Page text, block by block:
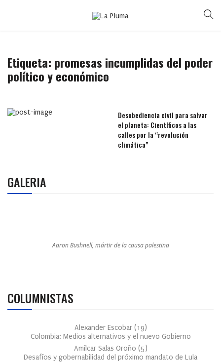
Etiqueta: promesas incumplidas del poder
político y económico
Desobediencia civil para salvar
el planeta: Científicos a las
calles por la “revolución
climática”
GALERIA
Aaron Bushnell, mártir de la causa palestina
COLUMNISTAS
Alexander Escobar (19)
Colombia: Medios alternativos y el nuevo Gobierno
Amílcar Salas Oroño (5)
Desafíos y gobernabilidad del próximo mandato de Lula